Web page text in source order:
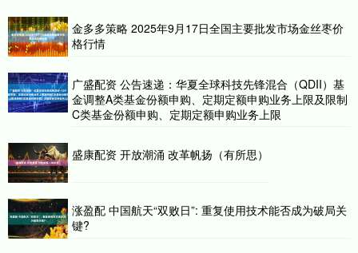
金多多策略 2025年9月17日全国主要批发市场金丝枣价
格行情
广盛配资 公告速递：华夏全球科技先锋混合（QDII）基
金调整A类基金份额申购、定期定额申购业务上限及限制
C类基金份额申购、定期定额申购业务上限
盛康配资 开放潮涌 改革帆扬（有所思）
涨盈配 中国航天“双败日”: 重复使用技术能否成为破局关
键?